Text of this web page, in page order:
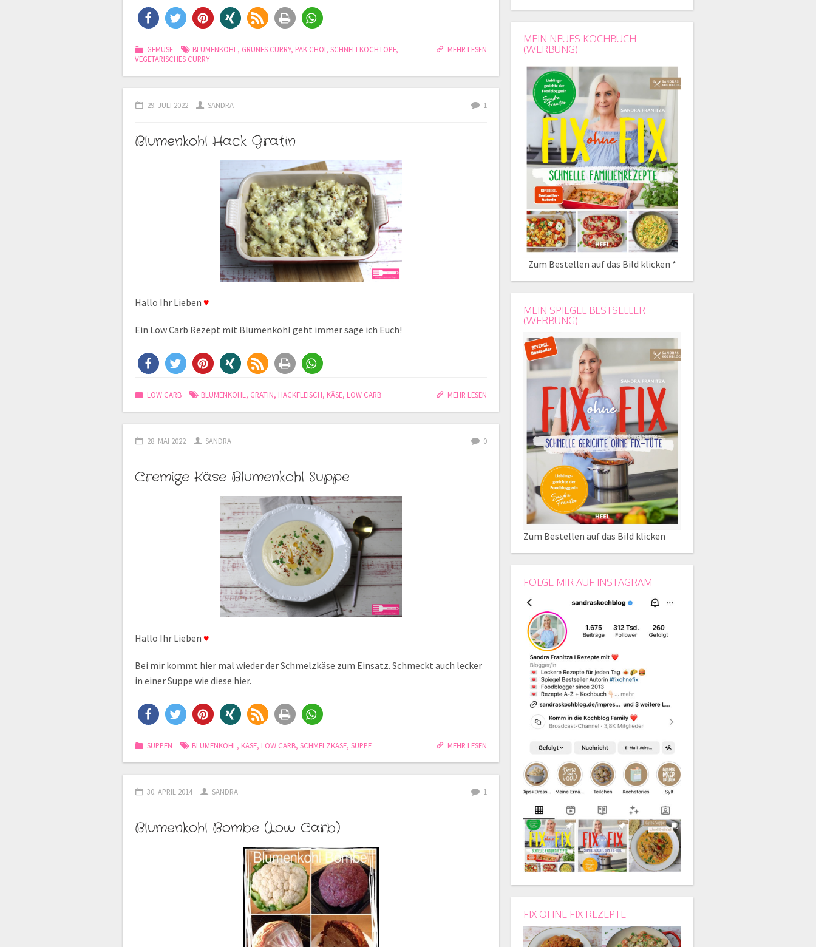
MEHR LESEN
GEMÜSE BLUMENKOHL , GRÜNES CURRY, PAK CHOI,SCHNELLKOCHTOPF,
VEGETARISCHES CURRY
29. JULI 2022 SANDRA 1
Blumenkohl Hack Gratin
Hallo Ihr Lieben ♥
Ein Low Carb Rezept mit Blumenkohl geht immer sage ich Euch!
MEHR LESEN
LOW CARB BLUMENKOHL , GRATIN, HACKFLEISCH, KÄSE, LOW CARB
28. MAI 2022 SANDRA 0
Cremige Käse Blumenkohl Suppe
Hallo Ihr Lieben ♥
Bei mir kommt hier mal wieder der Schmelzkäse zum Einsatz. Schmeckt auch lecker
in einer Suppe wie diese hier.
MEHR LESEN
SUPPEN BLUMENKOHL , KÄSE, LOW CARB,SCHMELZKÄSE,SUPPE
30. APRIL 2014 SANDRA 1
Blumenkohl Bombe (Low Carb)
MEIN NEUES KOCHBUCH
(WERBUNG)
Zum Bestellen auf das Bild klicken *
MEIN SPIEGEL BESTSELLER
(WERBUNG)
Zum Bestellen auf das Bild klicken
FOLGE MIR AUF INSTAGRAM
FIX OHNE FIX REZEPTE